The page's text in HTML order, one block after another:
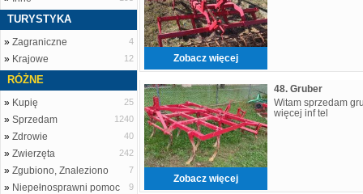
TURYSTYKA
» Zagraniczne 4
» Krajowe 12
RÓŻNE
» Kupię 25
» Sprzedam 1240
» Zdrowie 40
» Zwierzęta 242
» Zgubiono, Znaleziono 7
» Niepełnosprawni pomoc 9
Zobacz więcej
Zobacz więcej
48. Gruber
Witam sprzedam
więcej inf tel